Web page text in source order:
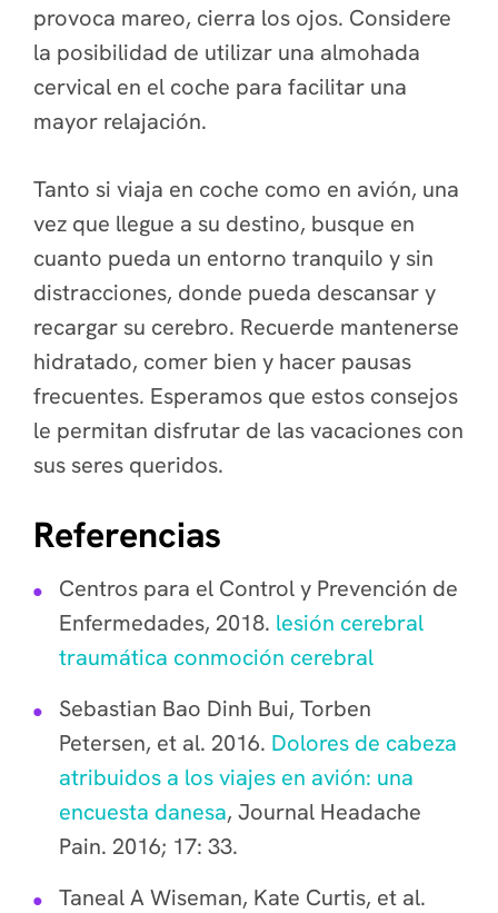
provoca mareo, cierra los ojos. Considere
la posibilidad de utilizar una almohada
cervical en el coche para facilitar una
mayor relajación.
Tanto si viaja en coche como en avión, una
vez que llegue a su destino, busque en
cuanto pueda un entorno tranquilo y sin
distracciones, donde pueda descansar y
recargar su cerebro. Recuerde mantenerse
hidratado, comer bien y hacer pausas
frecuentes. Esperamos que estos consejos
le permitan disfrutar de las vacaciones con
sus seres queridos.
Referencias
Centros para el Control y Prevención de
Enfermedades, 2018. lesión cerebral
traumática conmoción cerebral
Sebastian Bao Dinh Bui, Torben
Petersen, et al. 2016. Dolores de cabeza
atribuidos a los viajes en avión: una
encuesta danesa, Journal Headache
Pain. 2016; 17: 33.
Taneal A Wiseman, Kate Curtis, et al.